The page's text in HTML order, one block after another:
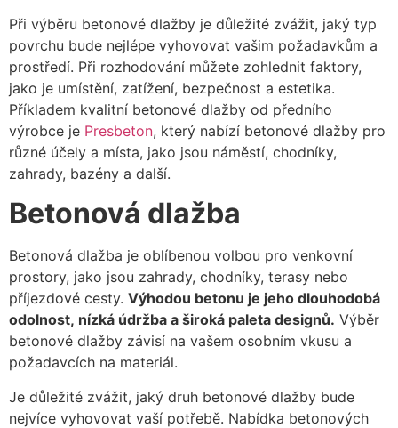
Při výběru betonové dlažby je důležité zvážit, jaký typ
povrchu bude nejlépe vyhovovat vašim požadavkům a
prostředí. Při rozhodování můžete zohlednit faktory,
jako je umístění, zatížení, bezpečnost a estetika.
Příkladem kvalitní betonové dlažby od předního
výrobce je Presbeton, který nabízí betonové dlažby pro
různé účely a místa, jako jsou náměstí, chodníky,
zahrady, bazény a další.
Betonová dlažba
Betonová dlažba je oblíbenou volbou pro venkovní
prostory, jako jsou zahrady, chodníky, terasy nebo
příjezdové cesty. Výhodou betonu je jeho dlouhodobá
odolnost, nízká údržba a široká paleta designů. Výběr
betonové dlažby závisí na vašem osobním vkusu a
požadavcích na materiál.
Je důležité zvážit, jaký druh betonové dlažby bude
nejvíce vyhovovat vaší potřebě. Nabídka betonových